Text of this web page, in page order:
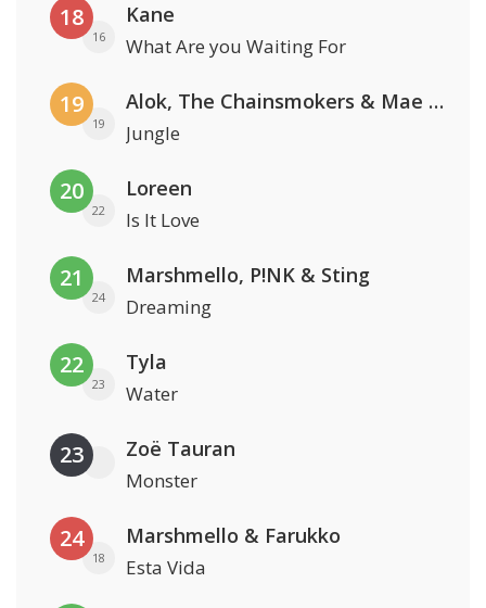
18
16
Kane
What Are you Waiting For
19
19
Alok, The Chainsmokers & Mae Stephens
Jungle
20
22
Loreen
Is It Love
21
24
Marshmello, P!NK & Sting
Dreaming
22
23
Tyla
Water
23 Zoë Tauran
Monster
24
18
Marshmello & Farukko
Esta Vida